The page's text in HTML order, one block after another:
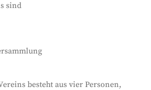
sind
besteht aus vier Personen,